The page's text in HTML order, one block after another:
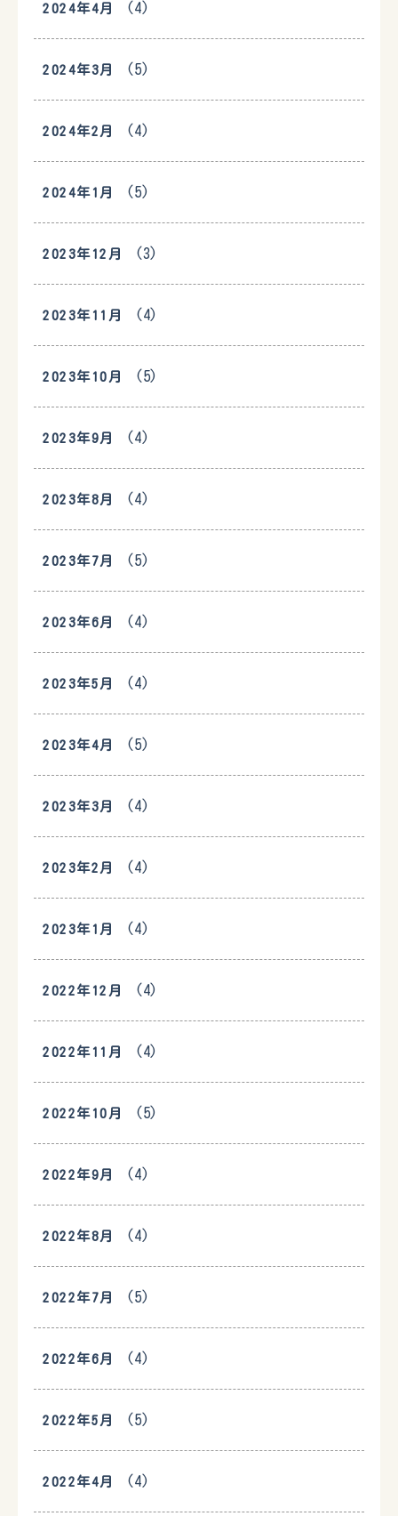
2024年4月 (4)
2024年3月 (5)
2024年2月 (4)
2024年1月 (5)
2023年12月 (3)
2023年11月 (4)
2023年10月 (5)
2023年9月 (4)
2023年8月 (4)
2023年7月 (5)
2023年6月 (4)
2023年5月 (4)
2023年4月 (5)
2023年3月 (4)
2023年2月 (4)
2023年1月 (4)
2022年12月 (4)
2022年11月 (4)
2022年10月 (5)
2022年9月 (4)
2022年8月 (4)
2022年7月 (5)
2022年6月 (4)
2022年5月 (5)
2022年4月 (4)